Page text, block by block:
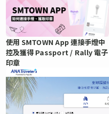
使用 SMTOWN App 連接手燈中
控及獲得 Passport / Rally 電子
印章